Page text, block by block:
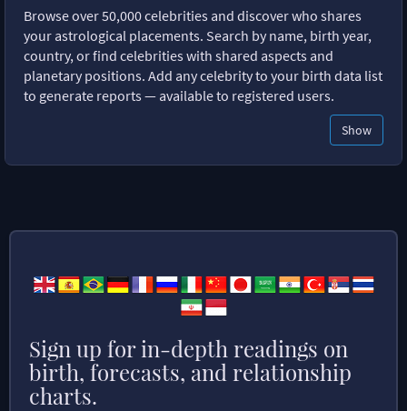
Browse over 50,000 celebrities and discover who shares
your astrological placements. Search by name, birth year,
country, or find celebrities with shared aspects and
planetary positions. Add any celebrity to your birth data list
to generate reports — available to registered users.
Show
Sign up for in-depth readings on
birth, forecasts, and relationship
charts.